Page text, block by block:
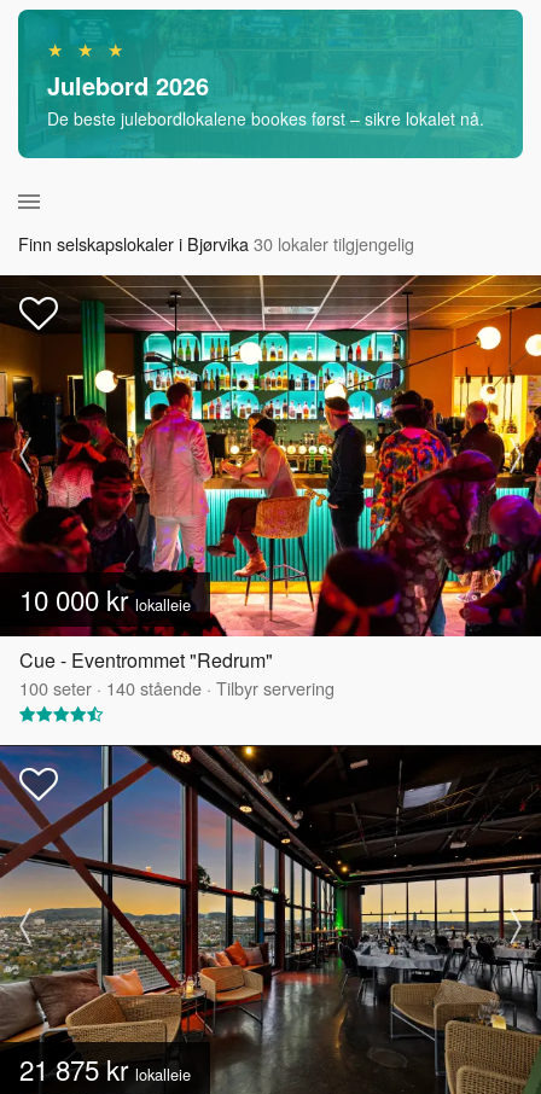
★ ★ ★
Julebord 2026
De beste julebordlokalene bookes først – sikre lokalet nå.
Finn selskapslokaler i Bjørvika30 lokaler tilgjengelig
10 000 krlokalleie
Cue - Eventrommet "Redrum"
100seter · 140stående · Tilbyr servering
21 875 krlokalleie